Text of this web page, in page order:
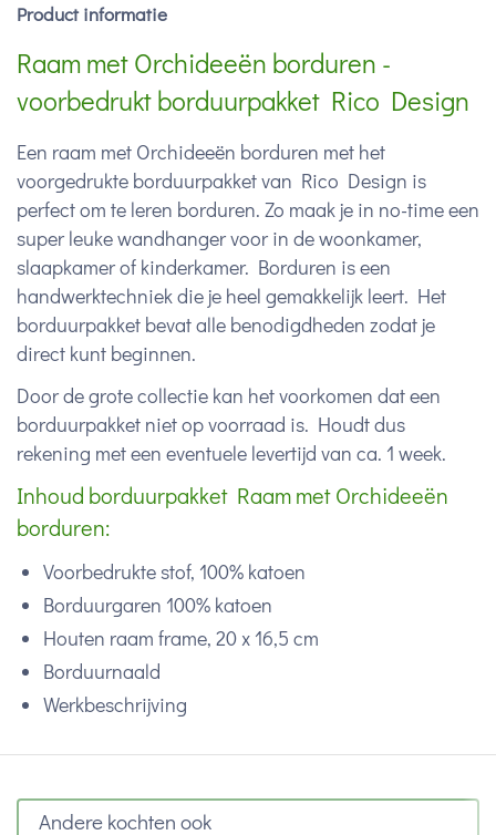
Product informatie
Raam met Orchideeën borduren -
voorbedrukt borduurpakket Rico Design
Een raam met Orchideeën borduren met het
voorgedrukte borduurpakket van Rico Design is
perfect om te leren borduren. Zo maak je in no-time een
super leuke wandhanger voor in de woonkamer,
slaapkamer of kinderkamer. Borduren is een
handwerktechniek die je heel gemakkelijk leert. Het
borduurpakket bevat alle benodigdheden zodat je
direct kunt beginnen.
Door de grote collectie kan het voorkomen dat een
borduurpakket niet op voorraad is. Houdt dus
rekening met een eventuele levertijd van ca. 1 week.
Inhoud borduurpakket Raam met Orchideeën
borduren:
Voorbedrukte stof, 100% katoen
Borduurgaren 100% katoen
Houten raam frame, 20 x 16,5 cm
Borduurnaald
Werkbeschrijving
Andere kochten ook